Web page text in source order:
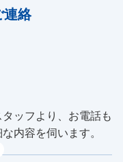
連絡
ッフより、お電話も
内容を伺います。